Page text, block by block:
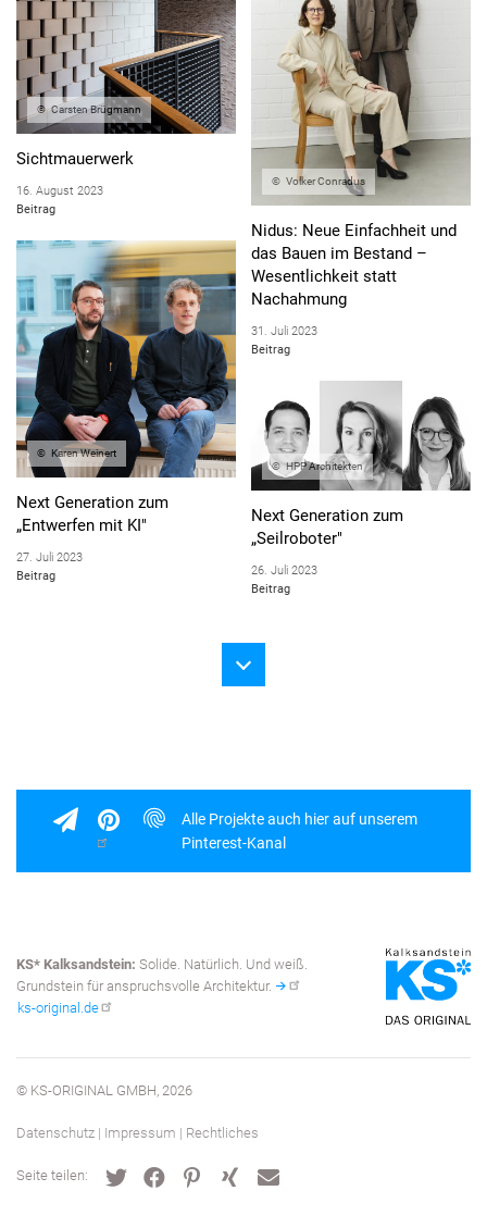
Carsten Brügmann
Sichtmauerwerk
16. August 2023
Beitrag
Volker Conradus
Nidus: Neue Einfachheit und
das Bauen im Bestand –
Wesentlichkeit statt
Nachahmung
31. Juli 2023
Beitrag
Karen Weinert
Next Generation zum
„Entwerfen mit KI"
27. Juli 2023
Beitrag
HPP Architekten
Next Generation zum
„Seilroboter"
26. Juli 2023
Beitrag
Alle Projekte auch hier auf unserem
Pinterest-Kanal
KS* Kalksandstein: Solide. Natürlich. Und weiß.
Grundstein für anspruchsvolle Architektur.
ks-original.de
© KS-ORIGINAL GMBH, 2026
Fußbereich
Datenschutz | Impressum | Rechtliches
Seite teilen: